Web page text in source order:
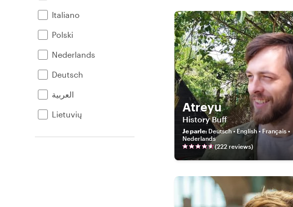
Italiano
Polski
Nederlands
Deutsch
العربية
Lietuvių
Atreyu
History Buff
Je parle: Deutsch • English • Français •
Nederlands
(222 reviews)